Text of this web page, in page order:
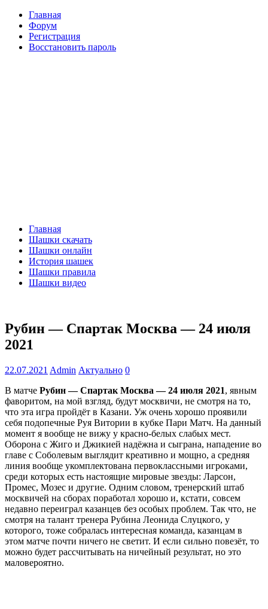
Главная
Форум
Регистрация
Восстановить пароль
Главная
Шашки скачать
Шашки онлайн
История шашек
Шашки правила
Шашки видео
Рубин — Спартак Москва — 24 июля
2021
22.07.2021 Admin Актуально 0
В матче Рубин — Спартак Москва — 24 июля 2021, явным
фаворитом, на мой взгляд, будут москвичи, не смотря на то,
что эта игра пройдёт в Казани. Уж очень хорошо проявили
себя подопечные Руя Витории в кубке Пари Матч. На данный
момент я вообще не вижу у красно-белых слабых мест.
Оборона с Жиго и Джикией надёжна и сыграна, нападение во
главе с Соболевым выглядит креативно и мощно, а средняя
линия вообще укомплектована первоклассными игроками,
среди которых есть настоящие мировые звезды: Ларсон,
Промес, Мозес и другие. Одним словом, тренерский штаб
москвичей на сборах поработал хорошо и, кстати, совсем
недавно переиграл казанцев без особых проблем. Так что, не
смотря на талант тренера Рубина Леонида Слуцкого, у
которого, тоже собралась интересная команда, казанцам в
этом матче почти ничего не светит. И если сильно повезёт, то
можно будет рассчитывать на ничейный результат, но это
маловероятно.